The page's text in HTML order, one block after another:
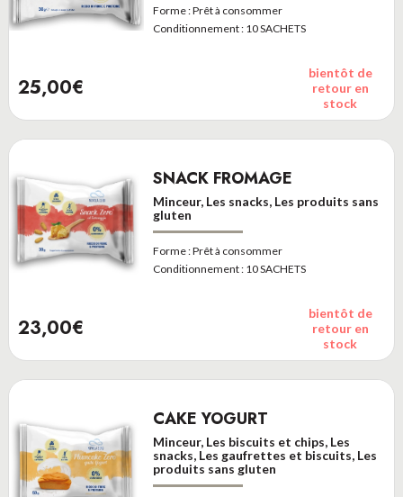
Forme :Prêt à consommer
Conditionnement : 10 SACHETS
25,00€
bientôt de
retour en
stock
SNACK FROMAGE
Minceur, Les snacks, Les produits sans
gluten
Forme :Prêt à consommer
Conditionnement : 10 SACHETS
23,00€
bientôt de
retour en
stock
CAKE YOGURT
Minceur, Les biscuits et chips, Les
snacks, Les gaufrettes et biscuits, Les
produits sans gluten